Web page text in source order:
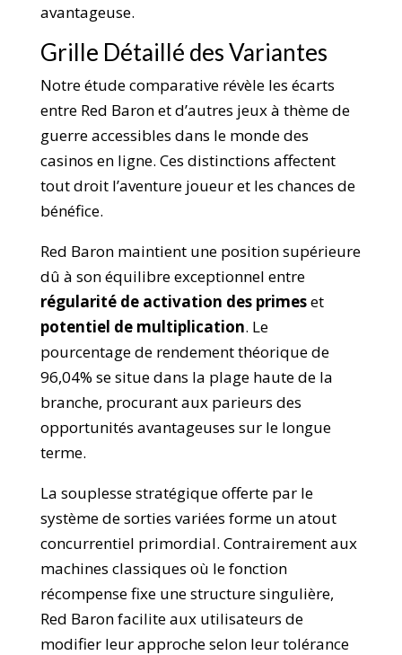
avantageuse.
Grille Détaillé des Variantes
Notre étude comparative révèle les écarts
entre Red Baron et d’autres jeux à thème de
guerre accessibles dans le monde des
casinos en ligne. Ces distinctions affectent
tout droit l’aventure joueur et les chances de
bénéfice.
Red Baron maintient une position supérieure
dû à son équilibre exceptionnel entre
régularité de activation des primeset
potentiel de multiplication. Le
pourcentage de rendement théorique de
96,04% se situe dans la plage haute de la
branche, procurant aux parieurs des
opportunités avantageuses sur le longue
terme.
La souplesse stratégique offerte par le
système de sorties variées forme un atout
concurrentiel primordial. Contrairement aux
machines classiques où le fonction
récompense fixe une structure singulière,
Red Baron facilite aux utilisateurs de
modifier leur approche selon leur tolérance